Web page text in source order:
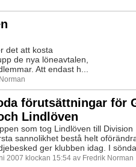
det att kosta
de nya löneavtalen,
Att endast h...
förutsättningar för
Lindlöven
som tog Lindlöven till
sannolikhet bestå helt
ger klubben idag. I
2007 klockan 15:54 av Fredrik Norman